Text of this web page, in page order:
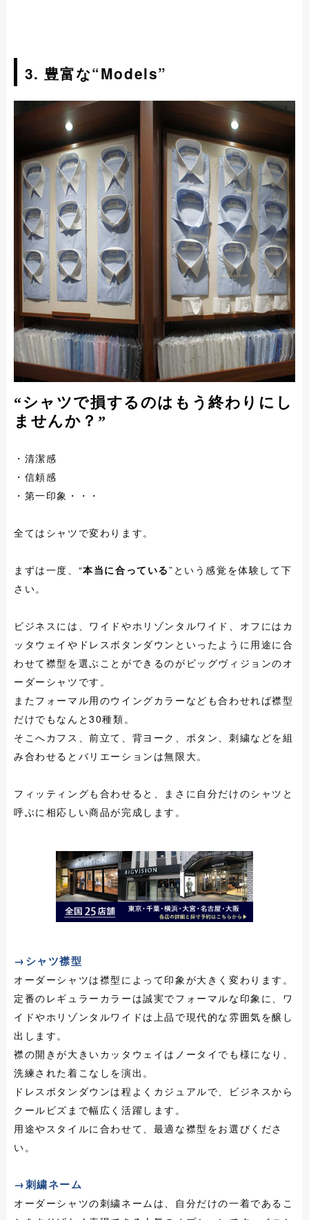
3. 豊富な“Models”
“シャツで損するのはもう終わりにし
ませんか？”
・清潔感
・信頼感
・第一印象・・・
全てはシャツで変わります。
まずは一度、“本当に合っている”という感覚を体験して下
さい。
ビジネスには、ワイドやホリゾンタルワイド、オフにはカ
ッタウェイやドレスボタンダウンといったように用途に合
わせて襟型を選ぶことができるのがビッグヴィジョンのオ
ーダーシャツです。
またフォーマル用のウイングカラーなども合わせれば襟型
だけでもなんと30種類。
そこへカフス、前立て、背ヨーク、ボタン、刺繍などを組
み合わせるとバリエーションは無限大。
フィッティングも合わせると、まさに自分だけのシャツと
呼ぶに相応しい商品が完成します。
→シャツ襟型
オーダーシャツは襟型によって印象が大きく変わります。
定番のレギュラーカラーは誠実でフォーマルな印象に、ワ
イドやホリゾンタルワイドは上品で現代的な雰囲気を醸し
出します。
襟の開きが大きいカッタウェイはノータイでも様になり、
洗練された着こなしを演出。
ドレスボタンダウンは程よくカジュアルで、ビジネスから
クールビズまで幅広く活躍します。
用途やスタイルに合わせて、最適な襟型をお選びくださ
い。
→刺繍ネーム
オーダーシャツの刺繍ネームは、自分だけの一着であるこ